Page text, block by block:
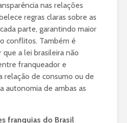
nas relações
regras claras sobre as
parte, garantindo maior
conflitos. Também é
a lei brasileira não
franqueador e
relação de consumo ou de
autonomia de ambas as
franquias do Brasil